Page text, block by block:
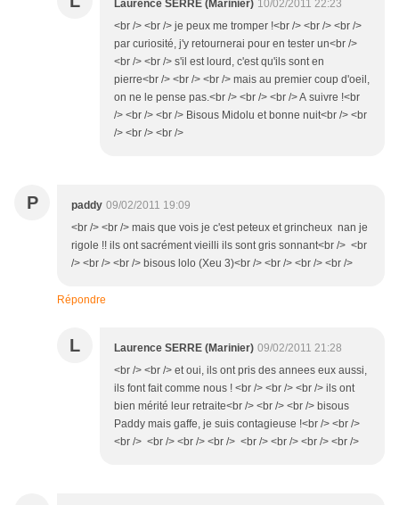
Laurence SERRE (Marinier) 10/02/2011 22:23
<br /> <br /> je peux me tromper !<br /> <br /> <br />
par curiosité, j'y retournerai pour en tester un<br />
<br /> <br /> s'il est lourd, c'est qu'ils sont en
pierre<br /> <br /> <br /> mais au premier coup d'oeil,
on ne le pense pas.<br /> <br /> <br /> A suivre !<br
/> <br /> <br /> Bisous Midolu et bonne nuit<br /> <br
/> <br /> <br />
P paddy 09/02/2011 19:09
<br /> <br /> mais que vois je c'est peteux et grincheux nan je
rigole !! ils ont sacrément vieilli ils sont gris sonnant<br /> <br
/> <br /> <br /> bisous lolo (Xeu 3)<br /> <br /> <br /> <br />
Répondre
L Laurence SERRE (Marinier) 09/02/2011 21:28
<br /> <br /> et oui, ils ont pris des annees eux aussi,
ils font fait comme nous ! <br /> <br /> <br /> ils ont
bien mérité leur retraite<br /> <br /> <br /> bisous
Paddy mais gaffe, je suis contagieuse !<br /> <br />
<br /> <br /> <br /> <br /> <br /> <br /> <br /> <br />